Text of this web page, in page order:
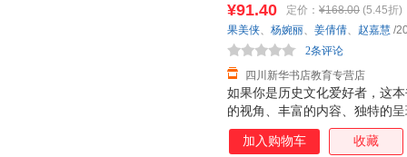
交流的趣事，都能让你看得津
外，对于收藏爱好者而言，故
包含的院长寄语等元素，
如果你是历史文化爱好者，这
的视角、丰富的内容、独特的
元的文化内涵。书中大量未公
通往故宫神秘世界的大门。对
¥91.40 定价： ¥168.00 (5.45折)
四川新华书店教育专营店
2条评论
果美侠、 杨婉丽、 姜倩倩、 赵嘉慧 /
加入购物车 收藏